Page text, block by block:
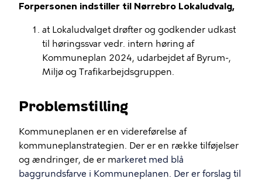
Forpersonen indstiller til Nørrebro Lokaludvalg,
at Lokaludvalget drøfter og godkender udkast
til høringssvar vedr. intern høring af
Kommuneplan 2024, udarbejdet af Byrum-,
Miljø og Trafikarbejdsgruppen.
Problemstilling
Kommuneplanen er en videreførelse af
kommuneplanstrategien. Der er en række tilføjelser
og ændringer, de er markeret med blå
baggrundsfarve i Kommuneplanen. Der er forslag til